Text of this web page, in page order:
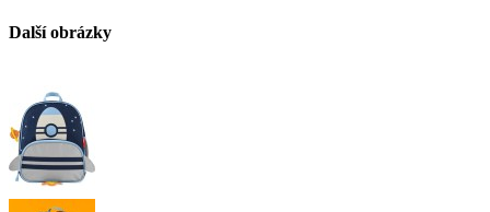
Další obrázky